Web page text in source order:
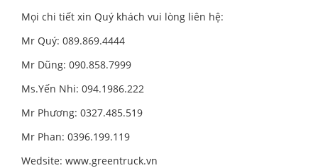
Mọi chi tiết xin Quý khách vui lòng liên hệ:
Mr Quý: 089.869.4444
Mr Dũng: 090.858.7999
Ms.Yến Nhi: 094.1986.222
Mr Phương: 0327.485.519
Mr Phan: 0396.199.119
Wedsite: www.greentruck.vn